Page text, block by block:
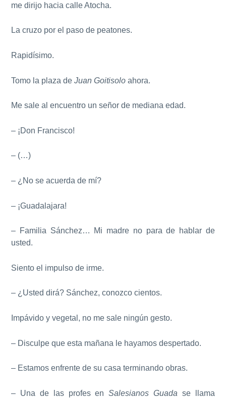
me dirijo hacia calle Atocha.
La cruzo por el paso de peatones.
Rapidísimo.
Tomo la plaza deJuan Goitisolo ahora.
Me sale al encuentro un señor de mediana edad.
– ¡Don Francisco!
– (…)
– ¿No se acuerda de mí?
– ¡Guadalajara!
– Familia Sánchez… Mi madre no para de hablar de
usted.
Siento el impulso de irme.
– ¿Usted dirá? Sánchez, conozco cientos.
Impávido y vegetal, no me sale ningún gesto.
– Disculpe que esta mañana le hayamos despertado.
– Estamos enfrente de su casa terminando obras.
– Una de las profes enSalesianos Guada se llama